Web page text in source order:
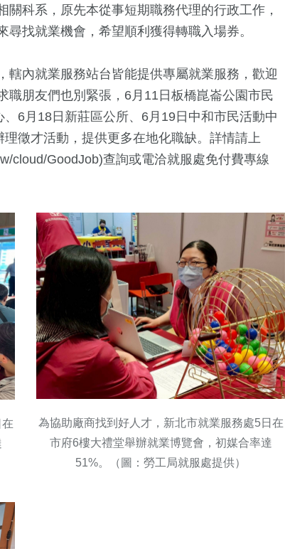
科系，原先本從事短期職務代理的行政工作，
找就業機會，希望順利獲得轉職入場券。
轄內就業服務站台皆能提供專屬就業服務，歡迎
職朋友們也別緊張，6月11日板橋崑崙公園市民
6月18日新莊區公所、6月19日中和市民活動中
徵才活動，提供更多在地化職缺。詳情請上
cloud/GoodJob)查詢或電洽就服處免付費專線
為協助廠商找到好人才，新北市就業服務處5日在
市府6樓大禮堂舉辦就業博覽會，初媒合率達
51%。（圖：勞工局就服處提供）
區
兩岸佛教文化交
流專區
兩岸藝苑天地 生活